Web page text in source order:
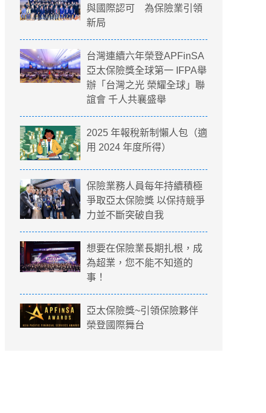
與國際認可 為保險業引領
新局
台灣連續六年榮登APFinSA
亞太保險獎全球第一 IFPA舉
辦「台灣之光 榮耀全球」聯
誼會 千人共襄盛舉
2025 年報稅新制懶人包（適
用 2024 年度所得）
保險業務人員每年持續積極
爭取亞太保險獎 以保持競爭
力並不斷突破自我
想要在保險業長期扎根，成
為超業，您不能不知道的
事！
亞太保險獎~引領保險夥伴
榮登國際舞台